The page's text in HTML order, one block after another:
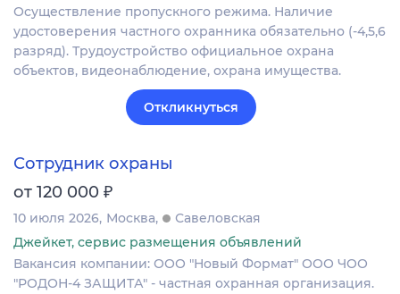
Осуществление пропускного режима. Наличие
удостоверения частного охранника обязательно (-4,5,6
разряд). Трудоустройство официальное охрана
объектов, видеонаблюдение, охрана имущества.
Откликнуться
Сотрудник охраны
от 120 000 ₽
10 июля 2026 Москва
Савеловская
Джейкет, сервис размещения объявлений
Вакансия компании: ООО "Новый Формат" ООО ЧОО
"РОДОН-4 ЗАЩИТА" - частная охранная организация.